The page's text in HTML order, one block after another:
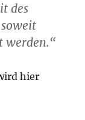
des
werden.“
hier